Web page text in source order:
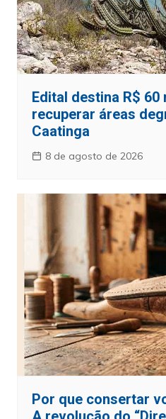
Edital destina R$ 60
recuperar áreas
Caatinga
8 de agosto de 2026
Por que consertar